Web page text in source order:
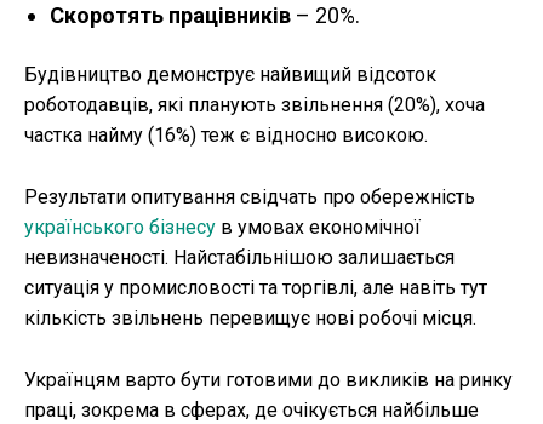
Скоротять працівників – 20%.
Будівництво демонструє найвищий відсоток
роботодавців, які планують звільнення (20%), хоча
частка найму (16%) теж є відносно високою.
Результати опитування свідчать про обережність
українського бізнесу в умовах економічної
невизначеності. Найстабільнішою залишається
ситуація у промисловості та торгівлі, але навіть тут
кількість звільнень перевищує нові робочі місця.
Українцям варто бути готовими до викликів на ринку
праці, зокрема в сферах, де очікується найбільше